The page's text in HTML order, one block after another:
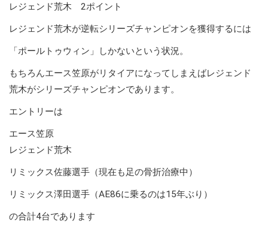
レジェンド荒木 2ポイント
レジェンド荒木が逆転シリーズチャンピオンを獲得するには
「ポールトゥウィン」しかないという状況。
もちろんエース笠原がリタイアになってしまえばレジェンド
荒木がシリーズチャンピオンであります。
エントリーは
エース笠原
レジェンド荒木
リミックス佐藤選手（現在も足の骨折治療中）
リミックス澤田選手（AE86に乗るのは15年ぶり）
の合計4台であります